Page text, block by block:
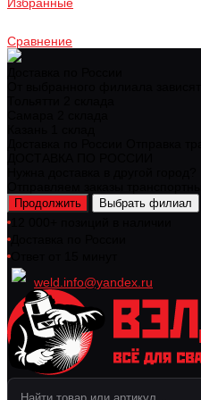
Сравнение
Продолжить Выбрать филиал
weld.info@yandex.ru